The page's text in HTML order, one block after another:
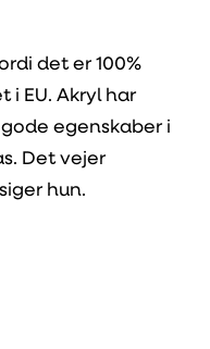
det er 100%
EU. Akryl har
egenskaber i
Det vejer
hun.